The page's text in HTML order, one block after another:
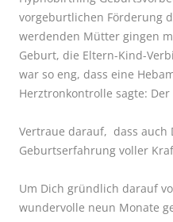
vorgeburtlichen Förderung
werdenden Mütter gingen
Geburt, die Eltern-Kind-
war so eng, dass eine
Herztronkontrolle sagte:
Vertraue darauf, dass auch
Geburtserfahrung voller
Um Dich gründlich darauf
wundervolle neun Monate